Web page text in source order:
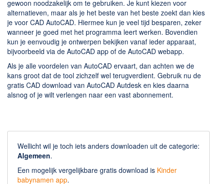
gewoon noodzakelijk om te gebruiken. Je kunt kiezen voor
alternatieven, maar als je het beste van het beste zoekt dan kies
je voor CAD AutoCAD. Hiermee kun je veel tijd besparen, zeker
wanneer je goed met het programma leert werken. Bovendien
kun je eenvoudig je ontwerpen bekijken vanaf ieder apparaat,
bijvoorbeeld via de AutoCAD app of de AutoCAD webapp.
Als je alle voordelen van AutoCAD ervaart, dan achten we de
kans groot dat de tool zichzelf wel terugverdient. Gebruik nu de
gratis CAD download van AutoCAD Autdesk en kies daarna
alsnog of je wilt verlengen naar een vast abonnement.
Wellicht wil je toch iets anders downloaden uit de categorie:
Algemeen.
Een mogelijk vergelijkbare gratis download is Kinder
babynamen app.